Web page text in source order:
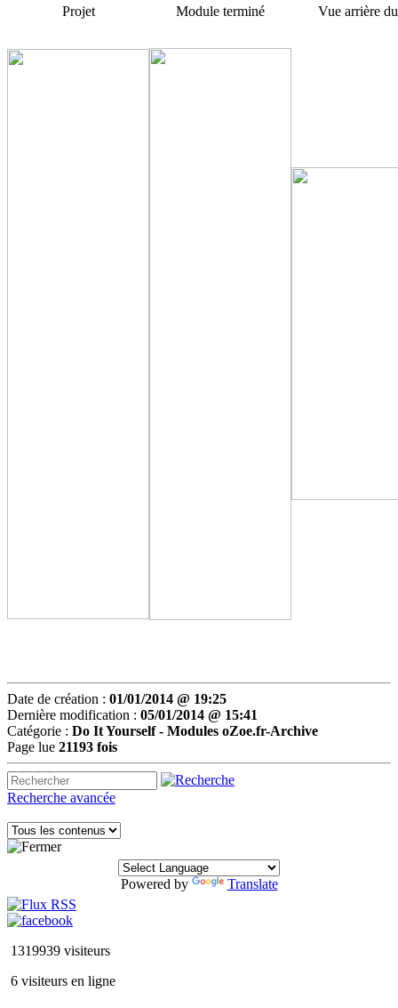
Projet Module terminé Vue arrière
Date de création : 01/01/2014 @ 19:25
Dernière modification : 05/01/2014 @ 15:41
Catégorie : Do It Yourself - Modules oZoe.fr-Archive
Page lue 21193 fois
Recherche avancée
Powered by Translate
1319939 visiteurs
6 visiteurs en ligne